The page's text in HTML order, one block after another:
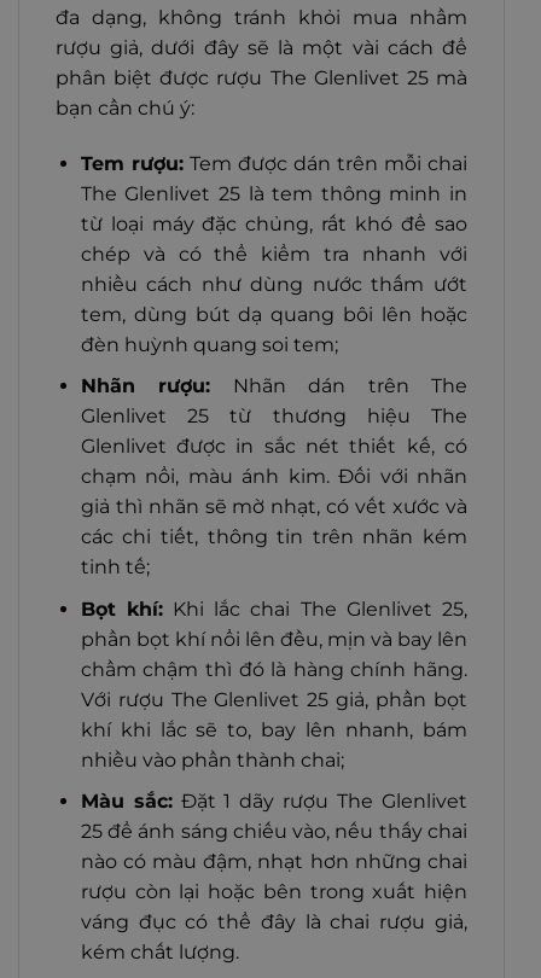
đa dạng, không tránh khỏi mua nhầm
rượu giả, dưới đây sẽ là một vài cách để
phân biệt được rượu The Glenlivet 25 mà
bạn cần chú ý:
Tem rượu:Tem được dán trên mỗi chai
The Glenlivet 25 là tem thông minh in
từ loại máy đặc chủng, rất khó để sao
chép và có thể kiểm tra nhanh với
nhiều cách như dùng nước thấm ướt
tem, dùng bút dạ quang bôi lên hoặc
đèn huỳnh quang soi tem;
Nhãn rượu: Nhãn dán trên The
Glenlivet 25 từ thương hiệu The
Glenlivet được in sắc nét thiết kế, có
chạm nổi, màu ánh kim. Đối với nhãn
giả thì nhãn sẽ mờ nhạt, có vết xước và
các chi tiết, thông tin trên nhãn kém
tinh tế;
Bọt khí:Khi lắc chai The Glenlivet 25,
phần bọt khí nổi lên đều, mịn và bay lên
chầm chậm thì đó là hàng chính hãng.
Với rượu The Glenlivet 25 giả, phần bọt
khí khi lắc sẽ to, bay lên nhanh, bám
nhiều vào phần thành chai;
Màu sắc:Đặt 1 dãy rượu The Glenlivet
25 để ánh sáng chiếu vào, nếu thấy chai
nào có màu đậm, nhạt hơn những chai
rượu còn lại hoặc bên trong xuất hiện
váng đục có thể đây là chai rượu giả,
kém chất lượng.